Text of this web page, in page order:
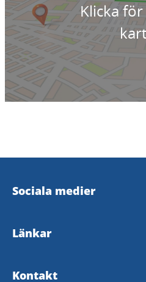
Klicka
Sociala medier
Bengtsfors kommuns Facebook
Länkar
Bengtsfors kommun
Kontakt